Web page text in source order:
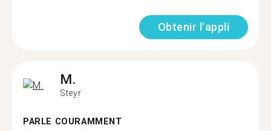
Obtenir l'appli
M.
Steyr
PARLE COURAMMENT